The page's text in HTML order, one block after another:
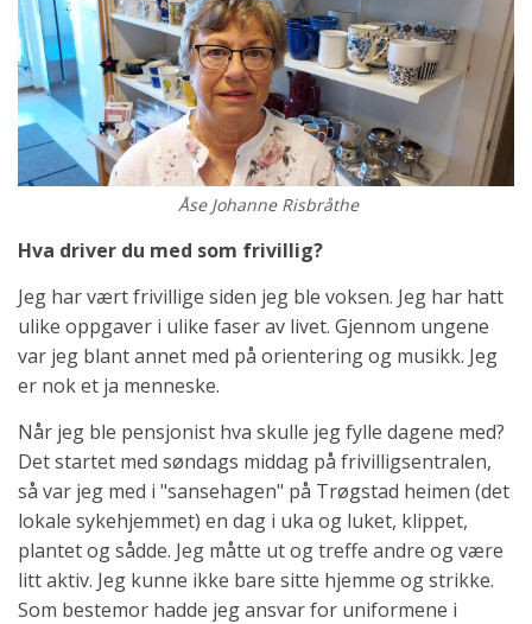
Åse Johanne Risbråthe
Hva driver du med som frivillig?
Jeg har vært frivillige siden jeg ble voksen. Jeg har hatt
ulike oppgaver i ulike faser av livet. Gjennom ungene
var jeg blant annet med på orientering og musikk. Jeg
er nok et ja menneske.
Når jeg ble pensjonist hva skulle jeg fylle dagene med?
Det startet med søndags middag på frivilligsentralen,
så var jeg med i "sansehagen" på Trøgstad heimen (det
lokale sykehjemmet) en dag i uka og luket, klippet,
plantet og sådde. Jeg måtte ut og treffe andre og være
litt aktiv. Jeg kunne ikke bare sitte hjemme og strikke.
Som bestemor hadde jeg ansvar for uniformene i